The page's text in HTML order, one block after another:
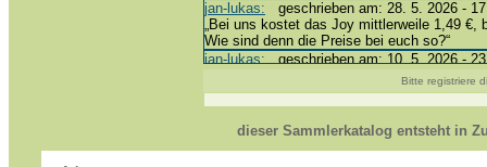
jan-lukas: geschrieben am: 28. 5. 2026 -
„Bei uns kostet das Joy mittlerweile 1,49 €,
Wie sind denn die Preise bei euch so?“
jan-lukas:geschrieben am: 10. 5. 2026 -
Bonsaipanther:geschrieben am: 10. 5.
@ Harald
https://www.ue-ei-portal-
Dein Enkel sollte zur Strafe die nächsten 3
Bitte registriere
dieser Sammlerkatalog entsteht in